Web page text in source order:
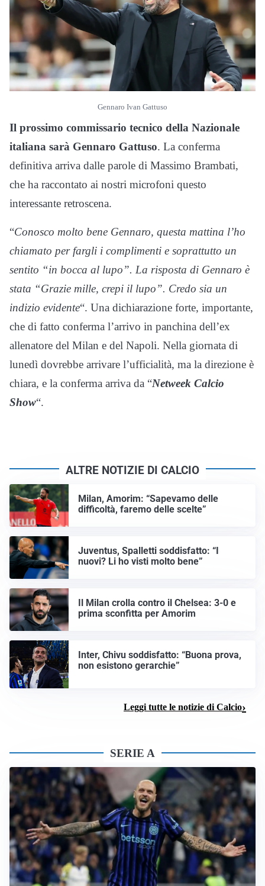
Gennaro Ivan Gattuso
Il prossimo commissario tecnico della Nazionale
italiana sarà Gennaro Gattuso. La conferma
definitiva arriva dalle parole di Massimo Brambati,
che ha raccontato ai nostri microfoni questo
interessante retroscena.
“Conosco molto bene Gennaro, questa mattina l’ho
chiamato per fargli i complimenti e soprattutto un
sentito “in bocca al lupo”. La risposta di Gennaro è
stata “Grazie mille, crepi il lupo”. Credo sia un
indizio evidente“. Una dichiarazione forte, importante,
che di fatto conferma l’arrivo in panchina dell’ex
allenatore del Milan e del Napoli. Nella giornata di
lunedì dovrebbe arrivare l’ufficialità, ma la direzione è
chiara, e la conferma arriva da “Netweek Calcio
Show“.
ALTRE NOTIZIE DI CALCIO
Milan, Amorim: “Sapevamo delle
difficoltà, faremo delle scelte”
Juventus, Spalletti soddisfatto: “I
nuovi? Li ho visti molto bene”
Il Milan crolla contro il Chelsea: 3-0 e
prima sconfitta per Amorim
Inter, Chivu soddisfatto: “Buona prova,
non esistono gerarchie”
Leggi tutte le notizie di Calcio
SERIE A